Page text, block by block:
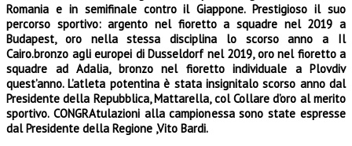
Romania e in semifinale contro il Giappone.Prestigioso il suo
percorso sportivo: argento nel fioretto a squadre nel 2019 a
Budapest, oro nella stessa disciplina lo scorso anno a Il
Cairo.bronzo agli europei di Dusseldorf nel 2019, oro nel fioretto a
squadre ad Adalia, bronzo nel fioretto individuale a Plovdiv
quest’anno. L’atleta potentina è stata insignitalo scorso anno dal
Presidente della Repubblica, Mattarella, col Collare d’oro al merito
sportivo. CONGRAtulazioni alla campionessa sono state espresse
dal Presidente della Regione ,Vito Bardi.